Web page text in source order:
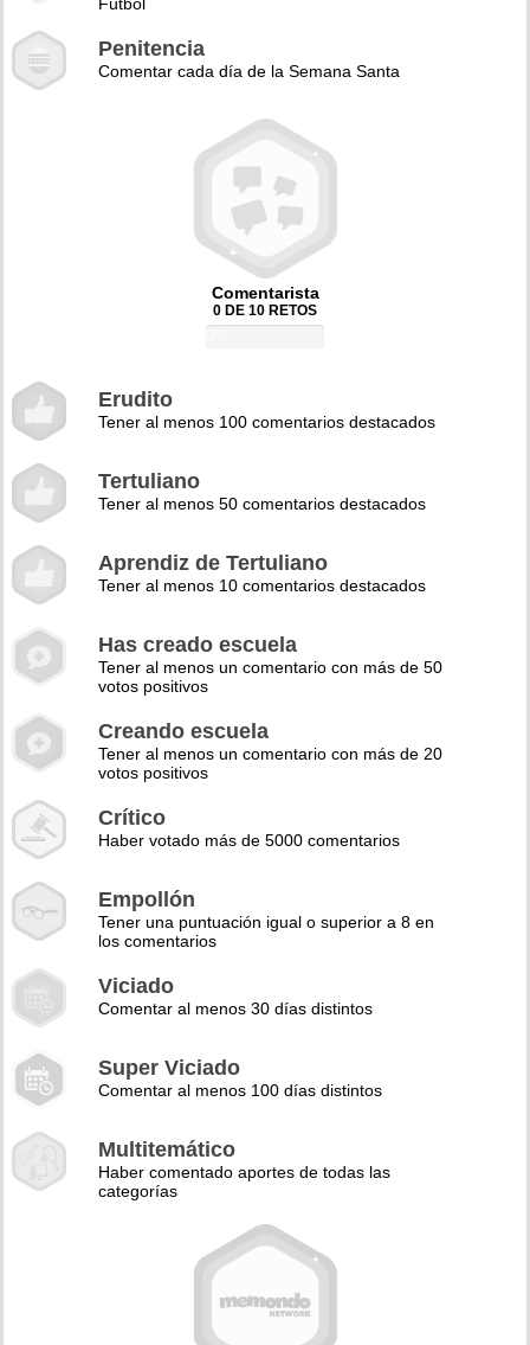
Penitencia
Comentar cada día de la Semana Santa
Comentarista
0 DE 10 RETOS
Erudito
Tener al menos 100 comentarios destacados
Tertuliano
Tener al menos 50 comentarios destacados
Aprendiz de Tertuliano
Tener al menos 10 comentarios destacados
Has creado escuela
Tener al menos un comentario con más de 50
votos positivos
Creando escuela
Tener al menos un comentario con más de 20
votos positivos
Crítico
Haber votado más de 5000 comentarios
Empollón
Tener una puntuación igual o superior a 8 en
los comentarios
Viciado
Comentar al menos 30 días distintos
Super Viciado
Comentar al menos 100 días distintos
Multitemático
Haber comentado aportes de todas las
categorías